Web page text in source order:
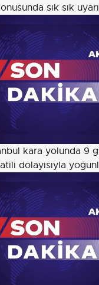
sık sık
kara yolunda 9
dolayısıyla